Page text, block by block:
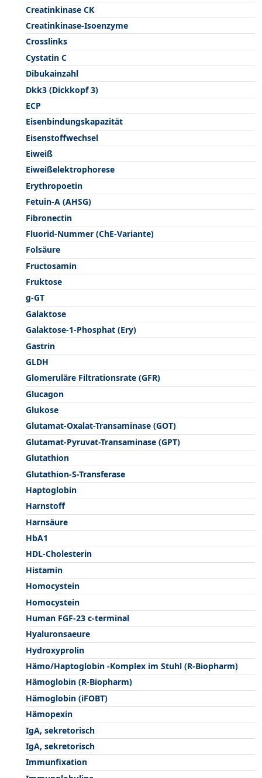
Creatinkinase CK
Creatinkinase-Isoenzyme
Crosslinks
Cystatin C
Dibukainzahl
Dkk3 (Dickkopf 3)
ECP
Eisenbindungskapazität
Eisenstoffwechsel
Eiweiß
Eiweißelektrophorese
Erythropoetin
Fetuin-A (AHSG)
Fibronectin
Fluorid-Nummer (ChE-Variante)
Folsäure
Fructosamin
Fruktose
g-GT
Galaktose
Galaktose-1-Phosphat (Ery)
Gastrin
GLDH
Glomeruläre Filtrationsrate (GFR)
Glucagon
Glukose
Glutamat-Oxalat-Transaminase (GOT)
Glutamat-Pyruvat-Transaminase (GPT)
Glutathion
Glutathion-S-Transferase
Haptoglobin
Harnstoff
Harnsäure
HbA1
HDL-Cholesterin
Histamin
Homocystein
Homocystein
Human FGF-23 c-terminal
Hyaluronsaeure
Hydroxyprolin
Hämo/Haptoglobin -Komplex im Stuhl (R-Biopharm)
Hämoglobin (R-Biopharm)
Hämoglobin (iFOBT)
Hämopexin
IgA, sekretorisch
IgA, sekretorisch
Immunfixation